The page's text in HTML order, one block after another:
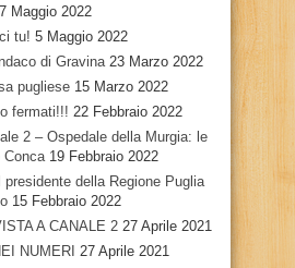
7 Maggio 2022
tu! 5 Maggio 2022
di Gravina 23 Marzo 2022
pugliese 15 Marzo 2022
fermati!!! 22 Febbraio 2022
2 – Ospedale della Murgia: le
Conca 19 Febbraio 2022
presidente della Regione Puglia
15 Febbraio 2022
A CANALE 2 27 Aprile 2021
NUMERI 27 Aprile 2021